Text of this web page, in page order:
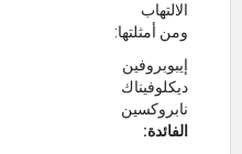
الالتهاب
ومن أمثلتها:
إيبوبروفين
ديكلوفيناك
نابروكسين
الفائدة: